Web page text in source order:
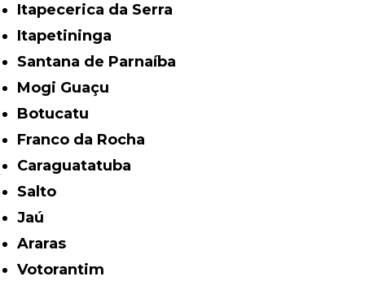
Itapecerica da Serra
Itapetininga
Santana de Parnaíba
Mogi Guaçu
Botucatu
Franco da Rocha
Caraguatatuba
Salto
Jaú
Araras
Votorantim